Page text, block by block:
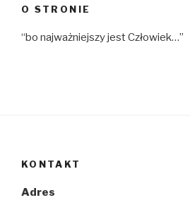
O STRONIE
“bo najważniejszy jest Człowiek…”
KONTAKT
Adres